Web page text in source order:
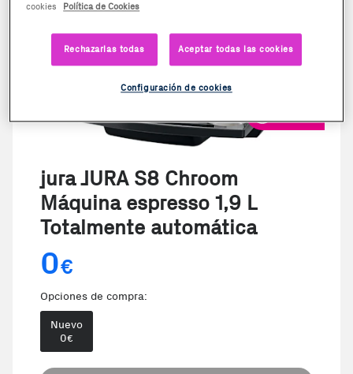
jura JURA S8 Chroom
Máquina espresso 1,9 L
Totalmente automática
0€
Opciones de compra:
Nuevo
0€
cookies
Política de Cookies
Rechazarlas todas Aceptar todas las cookies
Configuración de cookies